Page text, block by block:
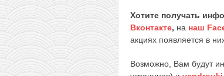
Хотите получать
Вконтакте, на наш
акциях появляется в
Возможно, Вам будут